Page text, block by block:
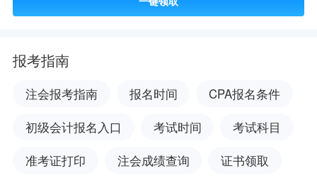
报考指南
注会报考指南 报名时间
CPA报名条件
初级会计报名入口
考试时间
考试科目
准考证打印
注会成绩查询 证书领取